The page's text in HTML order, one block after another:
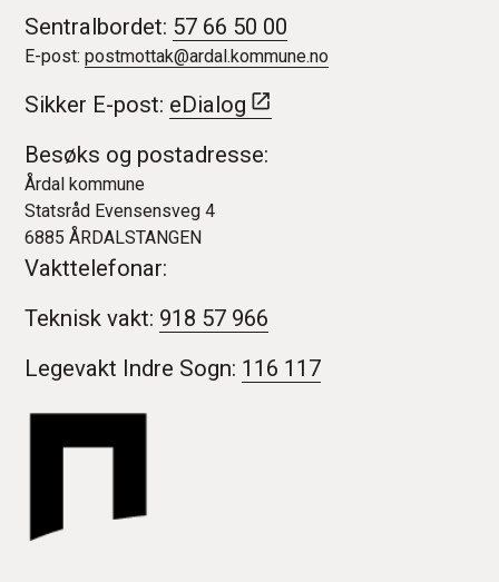
Sentralbordet: 57 66 50 00
E-post:postmottak@ardal.kommune.no
Sikker E-post: eDialog
Besøks og postadresse:
Årdal kommune
Statsråd Evensensveg 4
6885 ÅRDALSTANGEN
Vakttelefonar:
Teknisk vakt: 918 57 966
Legevakt Indre Sogn: 116 117